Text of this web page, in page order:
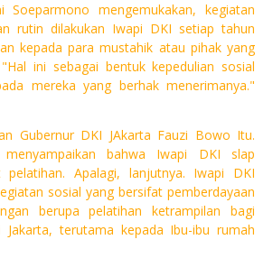
Soeparmono mengemukakan, kegiatan
rutin dilakukan Iwapi DKI setiap tahun
kepada para mustahik atau pihak yang
ini sebagai bentuk kepedulian sosial
mereka yang berhak menerimanya."
Gubernur DKI JAkarta Fauzi Bowo Itu.
menyampaikan bahwa Iwapi DKI slap
pelatihan. Apalagi, lanjutnya. Iwapi DKI
sosial yang bersifat pemberdayaan
berupa pelatihan ketrampilan bagi
Jakarta, terutama kepada Ibu-ibu rumah